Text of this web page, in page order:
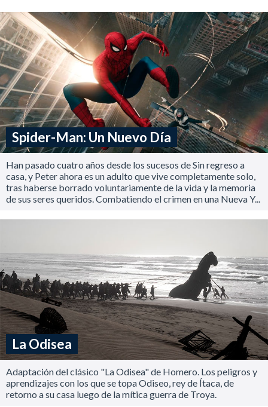
Spider-Man: Un Nuevo Día
Han pasado cuatro años desde los sucesos de Sin regreso a
casa, y Peter ahora es un adulto que vive completamente solo,
tras haberse borrado voluntariamente de la vida y la memoria
de sus seres queridos. Combatiendo el crimen en una Nueva Y...
La Odisea
Adaptación del clásico "La Odisea" de Homero. Los peligros y
aprendizajes con los que se topa Odiseo, rey de Ítaca, de
retorno a su casa luego de la mítica guerra de Troya.